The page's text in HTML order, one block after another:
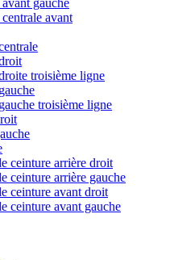
gauche
avant
troisième ligne
troisième ligne
ceinture arrière droit
ceinture arrière gauche
ceinture avant droit
ceinture avant gauche